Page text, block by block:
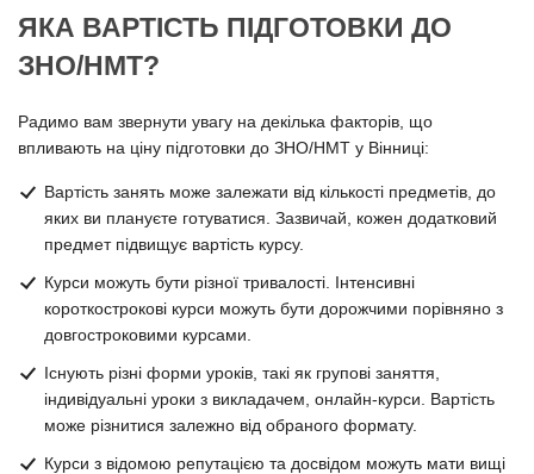
ЯКА ВАРТІСТЬ ПІДГОТОВКИ ДО
ЗНО/НМТ?
Радимо вам звернути увагу на декілька факторів, що
впливають на ціну підготовки до ЗНО/НМТ у Вінниці:
Вартість занять може залежати від кількості предметів, до
яких ви плануєте готуватися. Зазвичай, кожен додатковий
предмет підвищує вартість курсу.
Курси можуть бути різної тривалості. Інтенсивні
короткострокові курси можуть бути дорожчими порівняно з
довгостроковими курсами.
Існують різні форми уроків, такі як групові заняття,
індивідуальні уроки з викладачем, онлайн-курси. Вартість
може різнитися залежно від обраного формату.
Курси з відомою репутацією та досвідом можуть мати вищі